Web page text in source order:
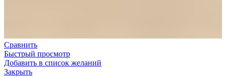
Сравнить
Быстрый просмотр
Добавить в список желаний
Закрыть